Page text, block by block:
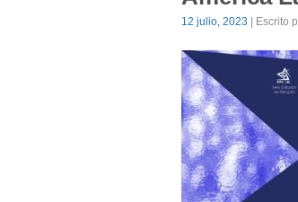
12 julio, 2023 | Escrito